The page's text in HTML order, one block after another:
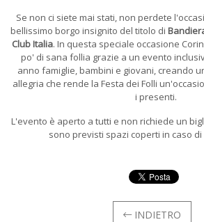
Se non ci siete mai stati, non perdete
bellissimo borgo insignito del titolo di
Club Italia. In questa speciale occasione
po' di sana follia grazie a un evento
anno famiglie, bambini e giovani, creando
allegria che rende la Festa dei Folli
i presenti.
L'evento è aperto a tutti e non richiede un
sono previsti spazi coperti in caso
INDIETRO